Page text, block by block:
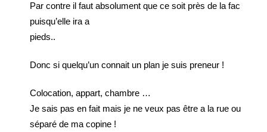
Par contre il faut absolument que ce soit près de la fac
puisqu’elle ira a
pieds..
Donc si quelqu’un connait un plan je suis preneur !
Colocation, appart, chambre …
Je sais pas en fait mais je ne veux pas être a la rue ou
séparé de ma copine !